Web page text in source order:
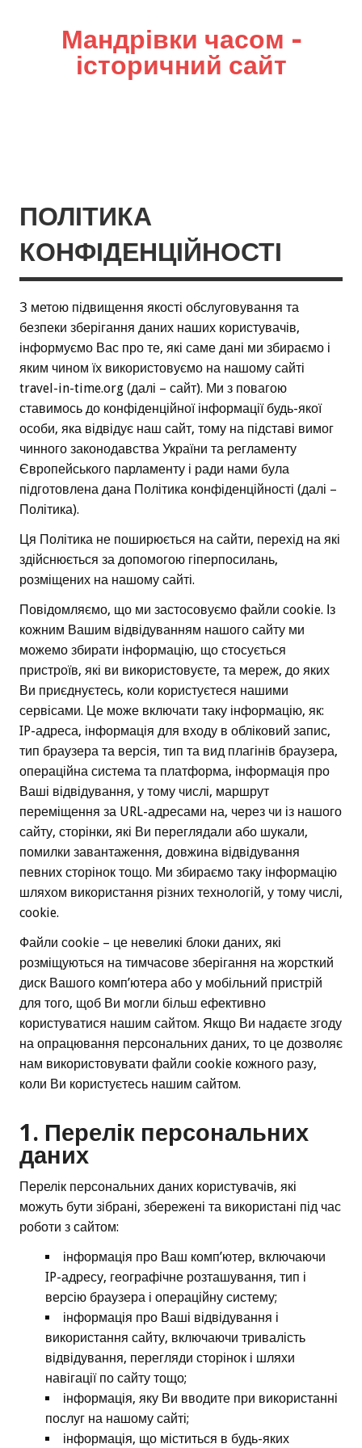
Мандрівки часом –
історичний сайт
ПОЛІТИКА
КОНФІДЕНЦІЙНОСТІ
З метою підвищення якості обслуговування та
безпеки зберігання даних наших користувачів,
інформуємо Вас про те, які саме дані ми збираємо і
яким чином їх використовуємо на нашому сайті
travel-in-time.org (далі – сайт). Ми з повагою
ставимось до конфіденційної інформації будь-якої
особи, яка відвідує наш сайт, тому на підставі вимог
чинного законодавства України та регламенту
Європейського парламенту і ради нами була
підготовлена дана Політика конфіденційності (далі –
Політика).
Ця Політика не поширюється на сайти, перехід на які
здійснюється за допомогою гіперпосилань,
розміщених на нашому сайті.
Повідомляємо, що ми застосовуємо файли сookie. Із
кожним Вашим відвідуванням нашого сайту ми
можемо збирати інформацію, що стосується
пристроїв, які ви використовуєте, та мереж, до яких
Ви приєднуєтесь, коли користуєтеся нашими
сервісами. Це може включати таку інформацію, як:
IP-адреса, інформація для входу в обліковий запис,
тип браузера та версія, тип та вид плагінів браузера,
операційна система та платформа, інформація про
Ваші відвідування, у тому числі, маршрут
переміщення за URL-адресами на, через чи із нашого
сайту, сторінки, які Ви переглядали або шукали,
помилки завантаження, довжина відвідування
певних сторінок тощо. Ми збираємо таку інформацію
шляхом використання різних технологій, у тому числі,
cookie.
Файли сookie – це невеликі блоки даних, які
розміщуються на тимчасове зберігання на жорсткий
диск Вашого комп’ютера або у мобільний пристрій
для того, щоб Ви могли більш ефективно
користуватися нашим сайтом. Якщо Ви надаєте згоду
на опрацювання персональних даних, то це дозволяє
нам використовувати файли cookie кожного разу,
коли Ви користуєтесь нашим сайтом.
1. Перелік персональних
даних
Перелік персональних даних користувачів, які
можуть бути зібрані, збережені та використані під час
роботи з сайтом:
інформація про Ваш комп’ютер, включаючи
IP-адресу, географічне розташування, тип і
версію браузера і операційну систему;
інформація про Ваші відвідування і
використання сайту, включаючи тривалість
відвідування, перегляди сторінок і шляхи
навігації по сайту тощо;
інформація, яку Ви вводите при використанні
послуг на нашому сайті;
інформація, що міститься в будь-яких